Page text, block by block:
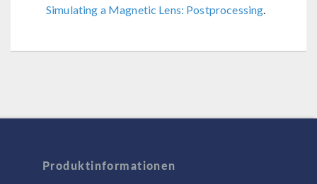
Simulating a Magnetic Lens: Postprocessing.
Produktinformationen